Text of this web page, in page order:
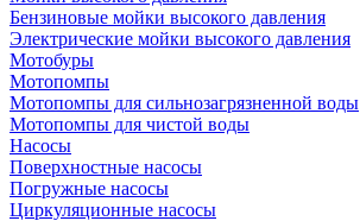
Бензиновые мойки высокого давления
Электрические мойки высокого давления
Мотобуры
Мотопомпы
Мотопомпы для сильнозагрязненной воды
Мотопомпы для чистой воды
Насосы
Поверхностные насосы
Погружные насосы
Циркуляционные насосы